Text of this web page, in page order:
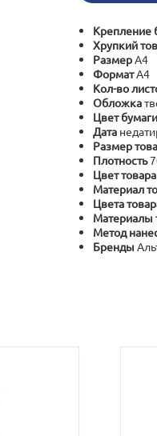
Крепление
Хрупкий
РазмерА4
ФорматА4
Кол-во
Обложка
Цвет бумаги
Дата
Размер
Плотность
Цвет товара
Материал
Цвета
Материалы
Метод
Бренды